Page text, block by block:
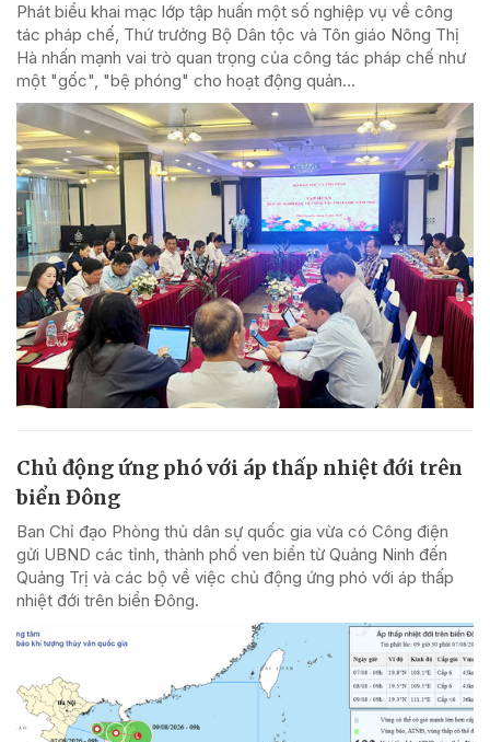
Phát biểu khai mạc lớp tập huấn một số nghiệp vụ về công
tác pháp chế, Thứ trưởng Bộ Dân tộc và Tôn giáo Nông Thị
Hà nhấn mạnh vai trò quan trọng của công tác pháp chế như
một "gốc", "bệ phóng" cho hoạt động quản...
Chủ động ứng phó với áp thấp nhiệt đới trên
biển Đông
Ban Chỉ đạo Phòng thủ dân sự quốc gia vừa có Công điện
gửi UBND các tỉnh, thành phố ven biển từ Quảng Ninh đến
Quảng Trị và các bộ về việc chủ động ứng phó với áp thấp
nhiệt đới trên biển Đông.